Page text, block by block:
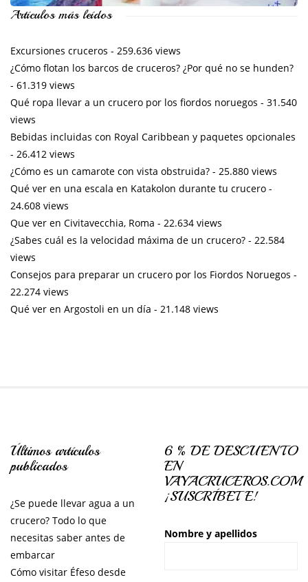
Artículos más leídos
Excursiones cruceros - 259.636 views
¿Cómo flotan los barcos de cruceros? ¿Por qué no se hunden?
- 61.319 views
Qué ropa llevar a un crucero por los fiordos noruegos - 31.540
views
Bebidas incluidas con Royal Caribbean y paquetes opcionales
- 26.412 views
¿Cómo es un camarote con vista obstruida? - 25.880 views
Qué ver en una escala en Katakolon durante tu crucero -
24.608 views
Que ver en Civitavecchia, Roma - 22.634 views
¿Sabes cuál es la velocidad máxima de un crucero? - 22.584
views
Consejos para preparar un crucero por los Fiordos Noruegos -
22.274 views
Qué ver en Argostoli en un día - 21.148 views
Últimos artículos
publicados
¿Se puede llevar agua a un
crucero? Todo lo que
necesitas saber antes de
embarcar
Cómo visitar Éfeso desde
6 % DE DESCUENTO
EN
VAYACRUCEROS.COM
¡SUSCRÍBETE!
Nombre y apellidos